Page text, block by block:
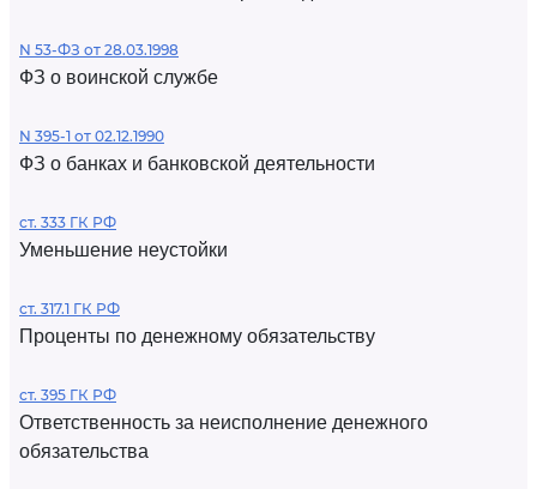
N 53-ФЗ от 28.03.1998
ФЗ о воинской службе
N 395-1 от 02.12.1990
ФЗ о банках и банковской деятельности
ст. 333 ГК РФ
Уменьшение неустойки
ст. 317.1 ГК РФ
Проценты по денежному обязательству
ст. 395 ГК РФ
Ответственность за неисполнение денежного
обязательства